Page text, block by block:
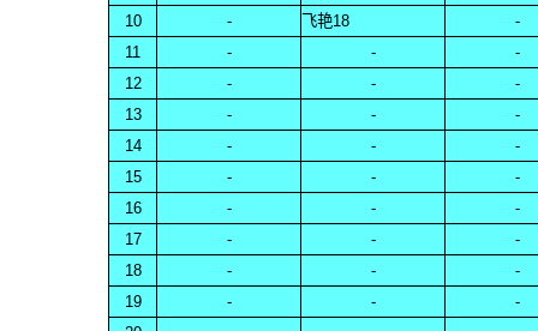
10
- 飞艳18
-
11
- -
-
12
- -
-
13
- -
-
14
- -
-
15
- -
-
16
- -
-
17
- -
-
18
- -
-
19
- -
-